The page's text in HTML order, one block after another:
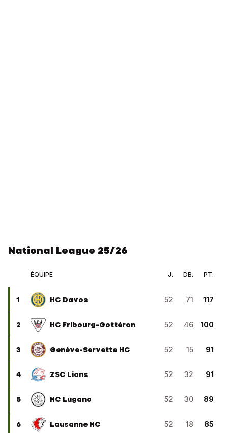
National League 25/26
ÉQUIPE J. DB. PT.
1 HC Davos 52 71 117
2 HC Fribourg-Gottéron 52 46 100
3 Genève-Servette HC 52 15 91
4 ZSC Lions 52 32 91
5 HC Lugano 52 30 89
6 Lausanne HC 52 18 85